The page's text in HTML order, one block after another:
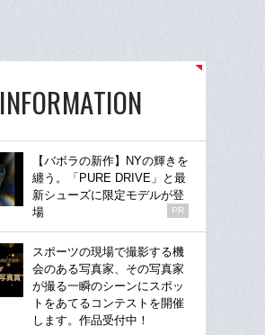
INFORMATION
【バボラの新作】NYの輝きを
纏う。「PURE DRIVE」と最
新シューズに限定モデルが登
場
PR
スポーツの現場で撮影する機
会のある写真家、その写真家
が撮る一瞬のシーンにスポッ
トをあてるコンテストを開催
します。作品受付中！